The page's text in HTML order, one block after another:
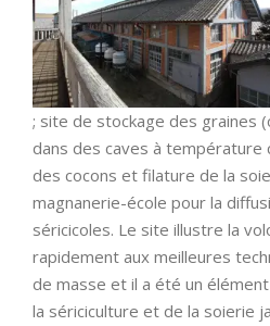
; site de stockage des graines
dans des caves à température
des cocons et filature de la
magnanerie-école pour la
séricicoles. Le site illustre la
rapidement aux meilleures
de masse et il a été un
la sériciculture et de la soierie